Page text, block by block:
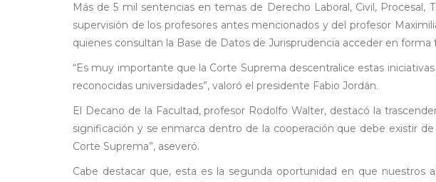
Más de 5 mil sentencias en temas de Derecho Laboral, Civil,
supervisión de los profesores antes mencionados y del profesor
quienes consultan la Base de Datos de Jurisprudencia acceder en
“Es muy importante que la Corte Suprema descentralice estas
reconocidas universidades”, valoró el presidente Fabio Jordán.
El Decano de la Facultad, profesor Rodolfo Walter, destacó la
significación y se enmarca dentro de la cooperación que debe existir
Corte Suprema”, aseveró.
Cabe destacar que, esta es la segunda oportunidad en que nuestros